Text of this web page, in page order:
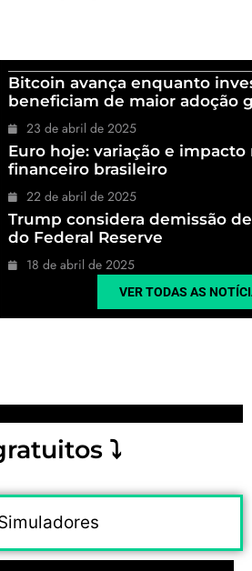
Bitcoin avança enquanto
beneficiam de maior adoção
23 de abril de 2025
Euro hoje: variação e
financeiro brasileiro
22 de abril de 2025
Trump considera demissão
do Federal Reserve
18 de abril de 2025
VER TODAS AS
⤵︎